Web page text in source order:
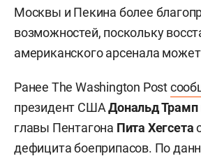
Москвы и Пекина более
возможностей, поскольку
американского арсенала
Ранее The Washington Post
президент СШАДональд Трамп
главы Пентагона Пита Хегсета
дефицита боеприпасов. По